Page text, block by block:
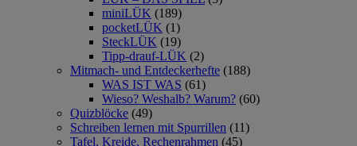
miniLÜK (189)
pocketLÜK (1)
SteckLÜK (19)
Tipp-drauf-LÜK (2)
Mitmach- und Entdeckerhefte (188)
WAS IST WAS (61)
Wieso? Weshalb? Warum? (60)
Quizblöcke (49)
Schreiben lernen mit Spurrillen (11)
Tafel, Kreide, Rechenrahmen (45)